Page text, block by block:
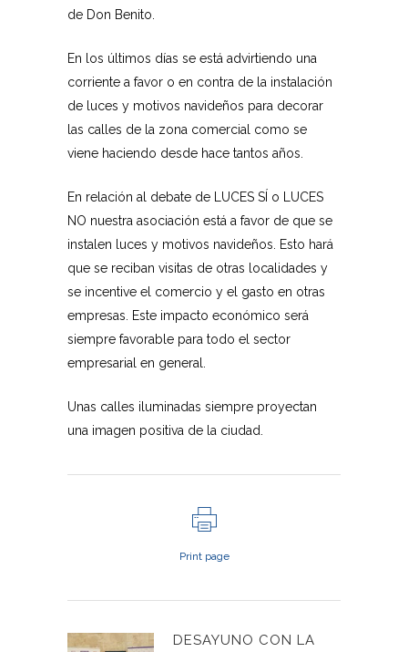
de Don Benito.
En los últimos días se está advirtiendo una
corriente a favor o en contra de la instalación
de luces y motivos navideños para decorar
las calles de la zona comercial como se
viene haciendo desde hace tantos años.
En relación al debate de LUCES SÍ o LUCES
NO nuestra asociación está a favor de que se
instalen luces y motivos navideños. Esto hará
que se reciban visitas de otras localidades y
se incentive el comercio y el gasto en otras
empresas. Este impacto económico será
siempre favorable para todo el sector
empresarial en general.
Unas calles iluminadas siempre proyectan
una imagen positiva de la ciudad.
Print page
DESAYUNO CON LA